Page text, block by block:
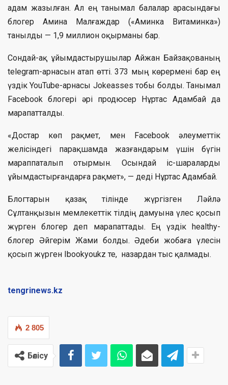
адам жазылған. Ал ең танымал балалар арасындағы
блогер Амина Малғаждар («Аминка Витаминка»)
танылды — 1,9 миллион оқырманы бар.
Сондай-ақ ұйымдастырушылар Айжан Байзақованың
telegram-арнасын атап өтті. 373 мың көрермені бар ең
үздік YouTube-арнасы Jokeasses тобы болды. Танымал
Facebook блогері әрі продюсер Нұртас Адамбай да
марапатталды.
«Достар көп рақмет, мен Facebook әлеуметтік
желісіндегі парақшамда жазғандарым үшін бүгін
мараппаталып отырмын. Осындай іс-шараларды
ұйымдастырғандарға рақмет», — деді Нұртас Адамбай.
Блогтарын қазақ тілінде жүргізген Ләйлә
Сұлтанқызын мемлекеттік тілдің дамуына үлес қосып
жүрген блогер деп марапаттады. Ең үздік healthy-
блогер Әйгерім Жами болды. Әдеби жобаға үлесін
қосып жүрген Ibookyoukz те, назардан тыс қалмады.
tengrinews.kz
2 805
Бөлісу